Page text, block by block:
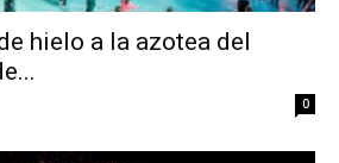
hielo a la azotea del
0